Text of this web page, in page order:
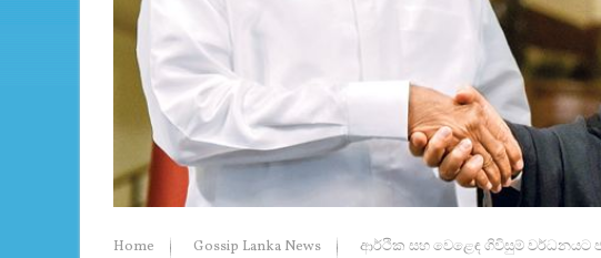
Home Gossip Lanka News ආර්ථික සහ වෙළෙඳ ගිවිසුම් වර්ධනයට